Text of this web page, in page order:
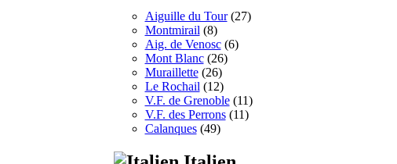
Aiguille du Tour(27)
Montmirail(8)
Aig. de Venosc(6)
Mont Blanc(26)
Muraillette(26)
Le Rochail(12)
V.F. de Grenoble(11)
V.F. des Perrons(11)
Calanques(49)